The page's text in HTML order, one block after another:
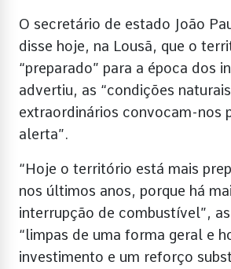
O secretário de estado João
disse hoje, na Lousã, que o
“preparado” para a época dos
advertiu, as “condições
extraordinários convocam-nos
alerta”.
“Hoje o território está mais
nos últimos anos, porque há
interrupção de combustível”,
“limpas de uma forma geral e
investimento e um reforço